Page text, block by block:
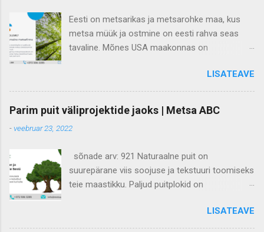
Eesti on metsarikas ja metsarohke maa, kus
metsa müük ja ostmine on eesti rahva seas
tavaline. Mõnes USA maakonnas on
Eesti piirkondades on kõige suurem mets ja kus
see mets kõige rohkem maksab? Millised on
Eesti metsa varud ja liigid? Kõigepealt heidame
pilgu Eesti metsamaale. Kokku 2,2 miljonist
hektarist metsast (ligi pool Eestist) kuulub Eesti
allikate hinnangul eksisteeris kahekümnenda
sajandi vahetusel 20–32 protsenti metsamaast.
Põllumajandusmaa vähenemine ning looduslike
metsamaa suurenemise. Suurema osa
LISATEAVE
Parim puit väliprojektide jaoks | Metsa ABC
-veebruar 23, 2022
sõnade arv: 921 Naturaalne puit on
suurepärane viis soojuse ja tekstuuri toomiseks
teie maastikku. Paljud puitplokid on
mädanemiskindlus ja neid võib ilma
LISATEAVE